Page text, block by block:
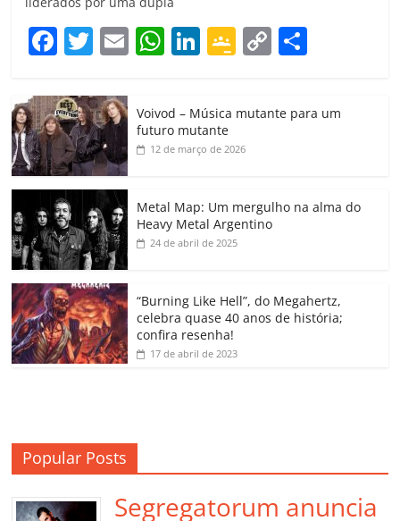
F
c
e
b
o
o
k
T
itt
er
E
ai
W
at
s
A
p
Li
k
e
dI
G
gl
e
a
ss
o
m
C
y
k
p
h
Voivod – Música mutante para um
futuro mutante
12 de março de 2026
Metal Map: Um mergulho na alma do
Heavy Metal Argentino
24 de abril de 2025
“Burning Like Hell”, do Megahertz,
celebra quase 40 anos de história;
confira resenha!
17 de abril de 2023
Popular Posts
Segregatorum anuncia